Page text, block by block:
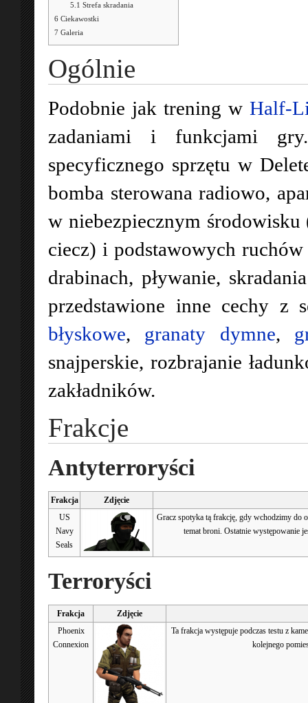
5.1 Strefa skradania
6 Ciekawostki
7 Galeria
Ogólnie
Podobnie jak trening w Half-
zadaniami i funkcjami
specyficznego sprzętu w
bomba sterowana radiowo,
w niebezpiecznym
ciecz) i podstawowych
drabinach, pływanie,
przedstawione inne cechy z
błyskowe, granaty dymne,
snajperskie, rozbrajanie
zakładników.
Frakcje
Antyterroryści
Frakcja
Zdjęcie
US
Navy
Seals
Gracz spotyka tą frakcję, gdy wchodzimy do
temat broni. Ostatnie występowanie
Terroryści
Frakcja
Zdjęcie
Phoenix
Connexion
Ta frakcja występuje podczas testu z
kolejnego